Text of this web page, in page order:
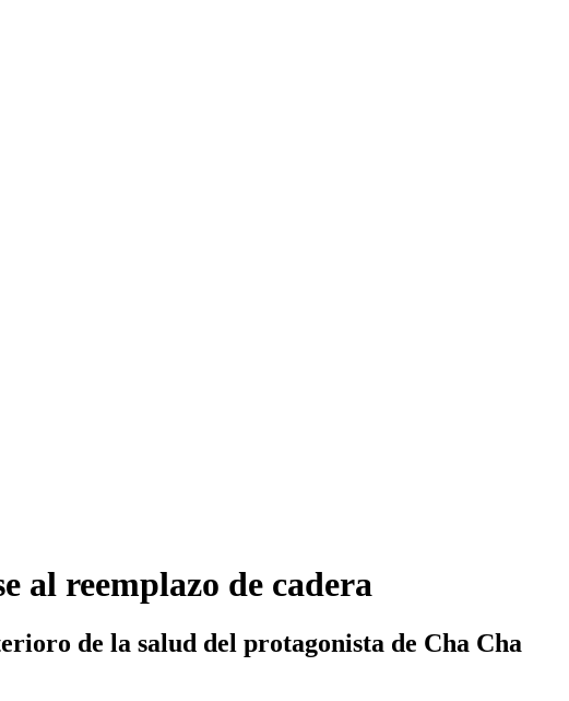
al reemplazo de cadera
de la salud del protagonista de Cha Cha